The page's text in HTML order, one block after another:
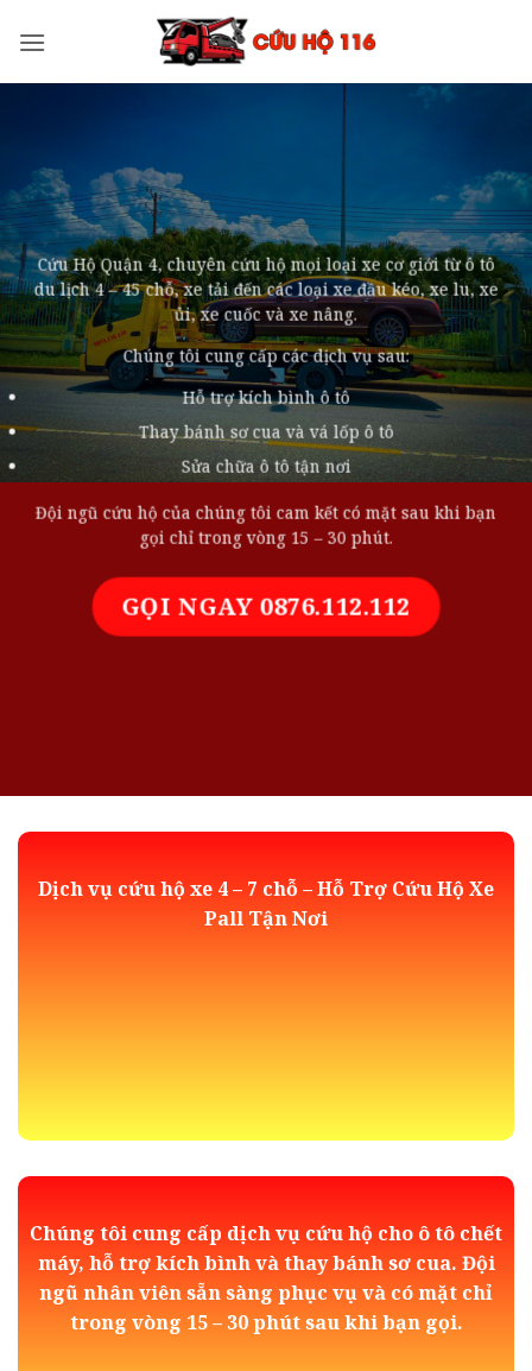
qua
Cứu Hộ Quận 4, chuyên cứu hộ mọi loại xe cơ giới từ ô tô
du lịch 4 – 45 chỗ, xe tải đến các loại xe đầu kéo, xe lu, xe
ủi, xe cuốc và xe nâng.
Chúng tôi cung cấp các dịch vụ sau:
Hỗ trợ kích bình ô tô
Thay bánh sơ cua và vá lốp ô tô
Sửa chữa ô tô tận nơi
Đội ngũ cứu hộ của chúng tôi cam kết có mặt sau khi bạn
gọi chỉ trong vòng 15 – 30 phút.
GỌI NGAY 0876.112.112
Dịch vụ cứu hộ xe 4 – 7 chỗ – Hỗ Trợ Cứu Hộ Xe
Pall Tận Nơi
Chúng tôi cung cấp dịch vụ cứu hộ cho ô tô chết
máy, hỗ trợ kích bình và thay bánh sơ cua. Đội
ngũ nhân viên sẵn sàng phục vụ và có mặt chỉ
trong vòng 15 – 30 phút sau khi bạn gọi.